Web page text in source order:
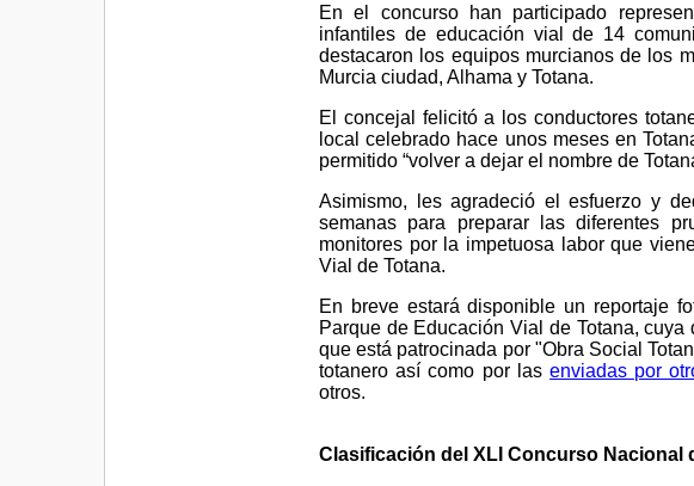
En el concurso han participado
infantiles de educación vial de 14
destacaron los equipos murcianos de los
Murcia ciudad, Alhama y Totana.
El concejal felicitó a los conductores
local celebrado hace unos meses en
permitido “volver a dejar el nombre de
Asimismo, les agradeció el esfuerzo y
semanas para preparar las diferentes
monitores por la impetuosa labor que
Vial de Totana.
En breve estará disponible un reportaje
Parque de Educación Vial de Totana, cuya
que está patrocinada por "Obra Social
totanero así como por lasenviadas por
otros.
Clasificación del XLI Concurso Nacional